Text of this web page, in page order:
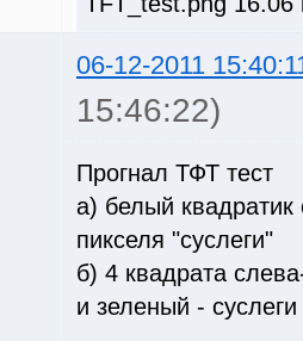
06-12-2011
15:46:22)
Прогнал ТФТ тест
а) белый квадратик
пикселя "суслеги"
б) 4 квадрата
и зеленый - суслеги